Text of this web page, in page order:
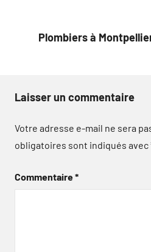
Plombiers à
Laisser un commentaire
Votre adresse e-mail ne sera
obligatoires sont indiqués avec
Commentaire*